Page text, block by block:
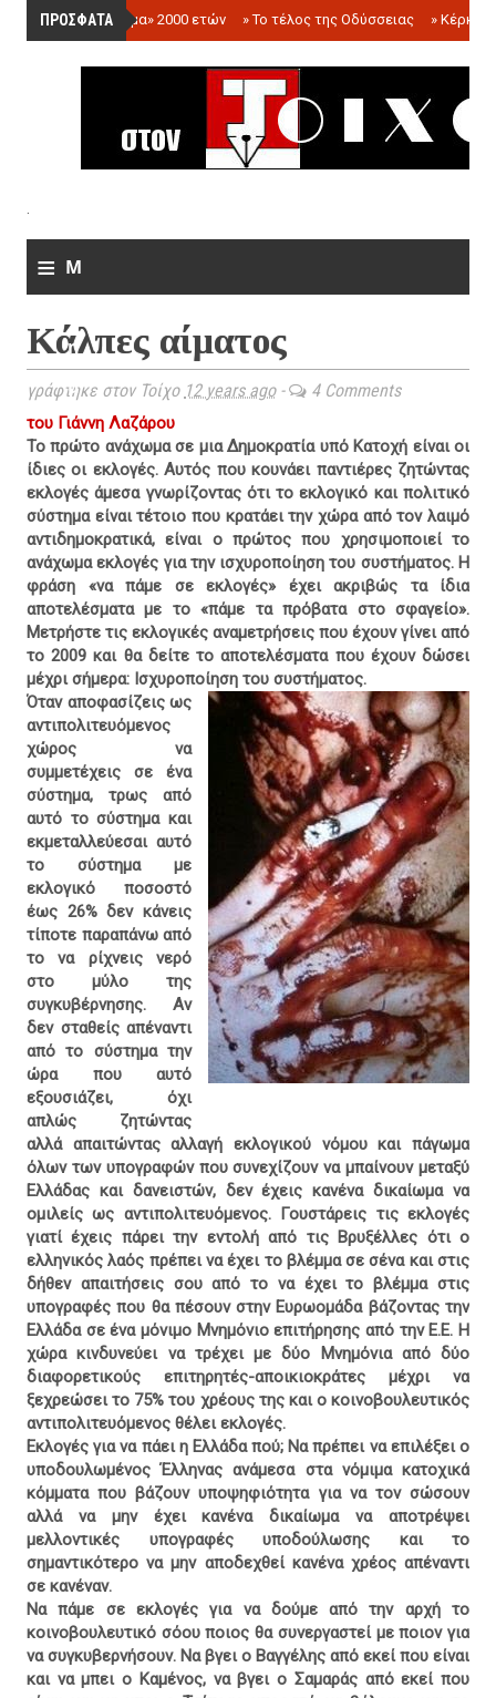
ΠΡΟΣΦΑΤΑ
»«Ολόγραμμα» 2000 ετών »Το τέλος της Οδύσσειας »
.
≡ M
n
u
Κάλπες αίματος
γράφτηκε στον Τοίχο 12 years ago- 4 Comments
του Γιάννη Λαζάρου
Το πρώτο ανάχωμα σε μιαΔημοκρατία υπό Κατοχή είναι οι
ίδιες οι εκλογές. Αυτός που κουνάει παντιέρες ζητώντας
εκλογές άμεσα γνωρίζοντας ότι το εκλογικό και πολιτικό
σύστημα είναι τέτοιο που κρατάει την χώρα από τον λαιμό
αντιδημοκρατικά, είναι ο πρώτος που χρησιμοποιεί το
ανάχωμα εκλογές για την ισχυροποίηση του συστήματος. Η
φράση «να πάμε σε εκλογές» έχει ακριβώς τα ίδια
αποτελέσματα με το «πάμε τα πρόβατα στο σφαγείο».
Μετρήστε τις εκλογικές αναμετρήσεις που έχουν γίνει από
το 2009 και θα δείτε το αποτελέσματα που έχουν δώσει
μέχρι σήμερα: Ισχυροποίηση του συστήματος.
Όταν αποφασίζεις ως
αντιπολιτευόμενος
χώρος να
συμμετέχεις σε ένα
σύστημα, τρως από
αυτό το σύστημα και
εκμεταλλεύεσαι αυτό
το σύστημα με
εκλογικό ποσοστό
έως 26% δεν κάνεις
τίποτε παραπάνω από
το να ρίχνεις νερό
στο μύλο της
συγκυβέρνησης. Αν
δεν σταθείς απέναντι
από το σύστημα την
ώρα που αυτό
εξουσιάζει, όχι
απλώς ζητώντας
αλλά απαιτώντας αλλαγή εκλογικού νόμου και πάγωμα
όλων των υπογραφών που συνεχίζουν να μπαίνουν μεταξύ
Ελλάδας και δανειστών, δεν έχεις κανένα δικαίωμα να
ομιλείς ως αντιπολιτευόμενος. Γουστάρεις τις εκλογές
γιατί έχεις πάρει την εντολή από τις Βρυξέλλες ότι ο
ελληνικός λαός πρέπει να έχει το βλέμμα σε σένα και στις
δήθεν απαιτήσεις σου από το να έχει το βλέμμα στις
υπογραφές που θα πέσουν στην Ευρωομάδα βάζοντας την
Ελλάδα σε ένα μόνιμο Μνημόνιο επιτήρησης από την Ε.Ε. Η
χώρα κινδυνεύει να τρέχει με δύο Μνημόνια από δύο
διαφορετικούς επιτηρητές-αποικιοκράτες μέχρι να
ξεχρεώσει το 75% του χρέους της και ο κοινοβουλευτικός
αντιπολιτευόμενος θέλει εκλογές.
Εκλογές για να πάει η Ελλάδα πού; Να πρέπει να επιλέξει ο
υποδουλωμένος Έλληνας ανάμεσα στα νόμιμα κατοχικά
κόμματα που βάζουν υποψηφιότητα για να τον σώσουν
αλλά να μην έχει κανένα δικαίωμα να αποτρέψει
μελλοντικές υπογραφές υποδούλωσης και το
σημαντικότερο να μην αποδεχθεί κανένα χρέος απέναντι
σε κανέναν.
Να πάμε σε εκλογές για να δούμε από την αρχή το
κοινοβουλευτικό σόου ποιος θα συνεργαστεί με ποιον για
να συγκυβερνήσουν. Να βγει ο Βαγγέλης από εκεί που είναι
και να μπει ο Καμένος, να βγει ο Σαμαράς από εκεί που